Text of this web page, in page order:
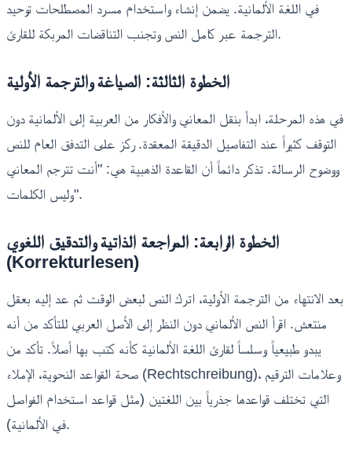
في اللغة الألمانية. يضمن إنشاء واستخدام مسرد المصطلحات توحيد
الترجمة عبر كامل النص وتجنب التناقضات المربكة للقارئ.
الخطوة الثالثة: الصياغة والترجمة الأولية
في هذه المرحلة، ابدأ بنقل المعاني والأفكار من العربية إلى الألمانية دون
التوقف كثيراً عند التفاصيل الدقيقة المعقدة. ركز على التدفق العام للنص
ووضوح الرسالة. تذكر دائماً أن القاعدة الذهبية هي: "أنت تترجم المعاني
وليس الكلمات".
الخطوة الرابعة: المراجعة الذاتية والتدقيق اللغوي
(Korrekturlesen)
بعد الانتهاء من الترجمة الأولية، اترك النص لبعض الوقت ثم عد إليه بعقل
منتعش. اقرأ النص الألماني دون النظر إلى الأصل العربي للتأكد من أنه
يبدو طبيعياً وسلساً لقارئ اللغة الألمانية كأنه كتب بها أصلاً. تأكد من
صحة القواعد النحوية، الإملاء (Rechtschreibung)، وعلامات الترقيم
التي تختلف قواعدها جذرياً بين اللغتين (مثل قواعد استخدام الفواصل
في الألمانية).